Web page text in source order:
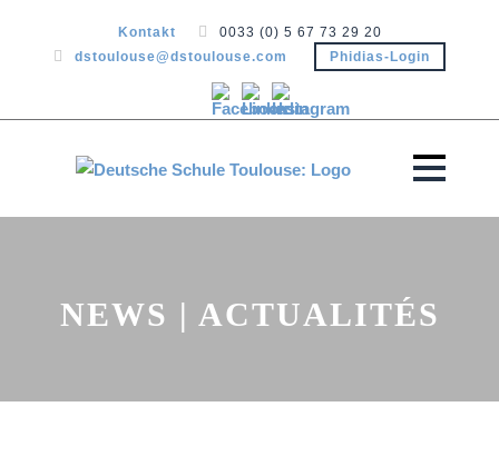
Kontakt
0033 (0) 5 67 73 29 20
dstoulouse@dstoulouse.com
Phidias-Login
NEWS | ACTUALITÉS